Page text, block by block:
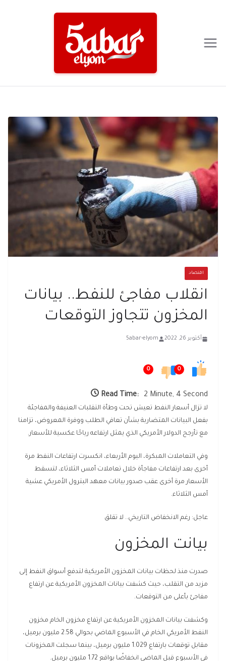
اقتصاد
انقلاب مفاجئ للنفط.. بيانات
المخزون تتجاوز التوقعات
أكتوبر 26, 2022 5abar-elyom
0
0
Read Time: 2 Minute, 4 Second
لا تزال أسعار النفط تعيش تحت وطأة التقلبات العنيفة والمفاجئة
بفعل البيانات المتضاربة بشأن تعافي الطلب ووفرة المعروض، تزامنا
مع تأرجح الدولار الأمريكي الذي يمثل ارتفاعه رياحًا عكسية للأسعار.
وفي التعاملات المبكرة، اليوم الأربعاء، انكسرت ارتفاعات النفط مرة
أخرى بعد ارتفاعات مفاجأة خلال تعاملات أمس الثلاثاء، لتسقط
الأسعار مرة أخرى عقب صدور بيانات معهد البترول الأمريكي عشية
أمس الثلاثاء.
عاجل: رغم الانخفاض التاريخي.. لا تقلق
بيانت المخزون
صدرت منذ لحظات بيانات المخزون الأمريكية لتدفع أسواق النفط إلى
مزيد من التقلب، حيث كشفت بيانات المخزون الأمريكية عن ارتفاع
مفاجئ بأعلى من التوقعات.
وكشفت بيانات المخزون الأمريكية عن ارتفاع مخزون الخام مخزون
النفط الأمريكي الخام في الأسبوع الماضي بحوالي 2.58 مليون برميل،
مقابل توقعات بارتفاع 1.029 مليون برميل، بينما سجلت المخزونات
في الأسبوع قبل الماضي انخفاضًا بواقع 1.72 مليون برميل.